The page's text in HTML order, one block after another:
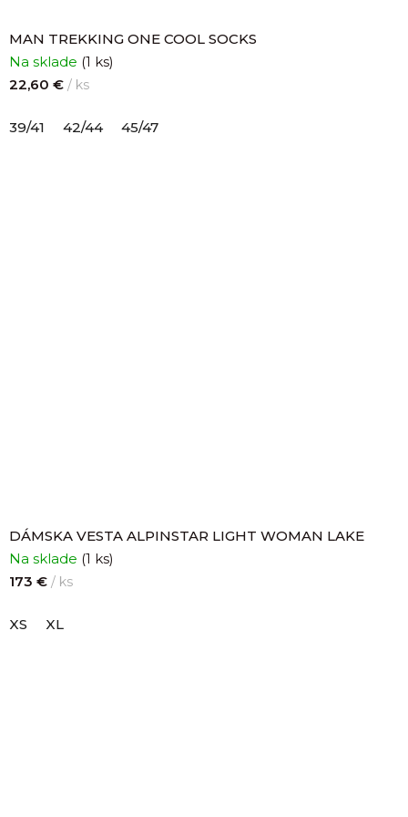
MAN TREKKING ONE COOL SOCKS
Na sklade (1 ks)
22,60 € / ks
39/41 42/44 45/47
DÁMSKA VESTA ALPINSTAR LIGHT WOMAN LAKE
Na sklade (1 ks)
173 € / ks
XS XL